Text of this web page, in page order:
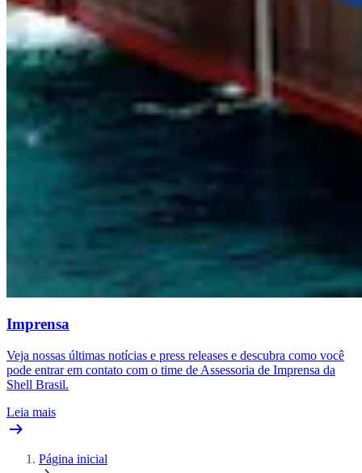
Imprensa
Veja nossas últimas notícias e press releases e descubra como você
pode entrar em contato com o time de Assessoria de Imprensa da
Shell Brasil.
Leia mais
Página inicial